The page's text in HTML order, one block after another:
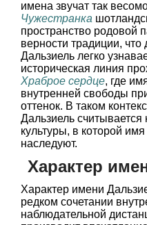
имена звучат так
Чужестранка
пространство родовой
верности традиции,
Дальзиель легко
историческая линия
Храброе сердце, где
внутренней свободы
оттенок. В таком
Дальзиель считывается
культуры, в которой
наследуют.
Характер
Характер имени
редком сочетании
наблюдательной